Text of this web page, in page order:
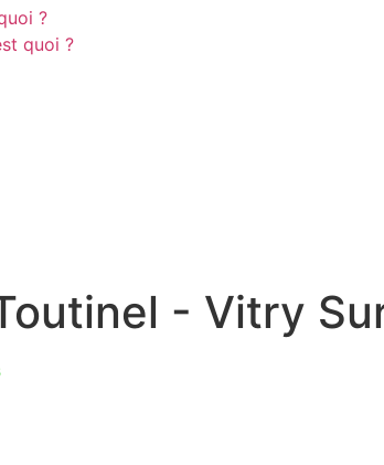
?
quoi ?
- Vitry